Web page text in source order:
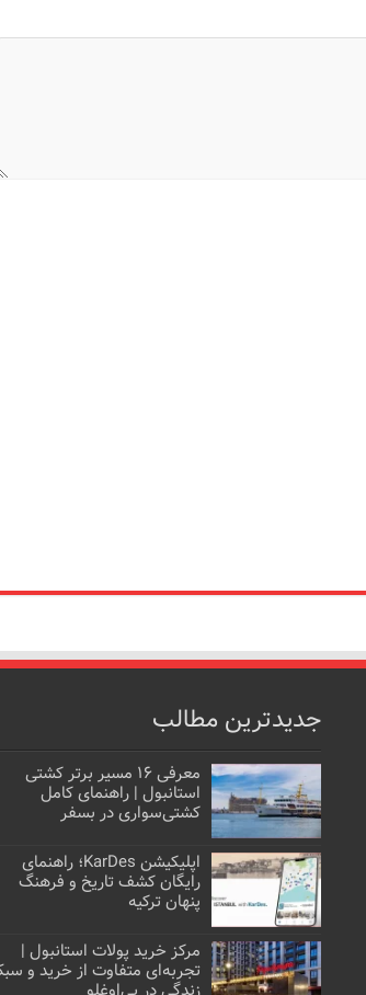
جدیدترین مطالب
معرفی ۱۶ مسیر برتر کشتی
استانبول | راهنمای کامل
کشتی‌سواری در بسفر
اپلیکیشن KarDes؛ راهنمای
رایگان کشف تاریخ و فرهنگ
پنهان ترکیه
مرکز خرید پولات استانبول |
تجربه‌ای متفاوت از خرید و